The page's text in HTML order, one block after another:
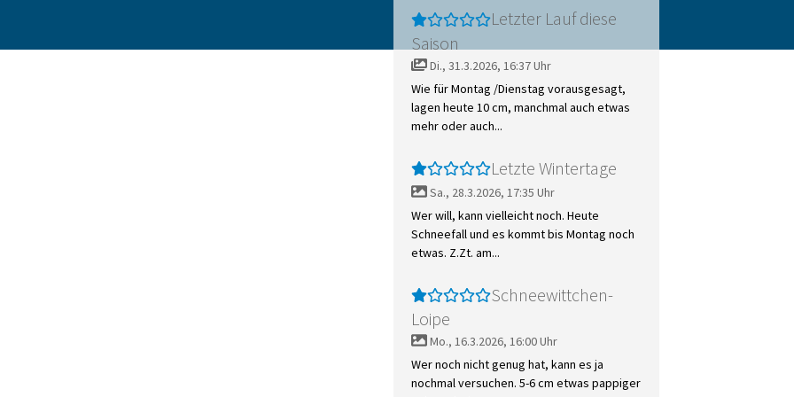
Letzter Lauf diese
Saison
Di., 31.3.2026, 16:37 Uhr
Wie für Montag /Dienstag vorausgesagt,
lagen heute 10 cm, manchmal auch etwas
mehr oder auch...
Letzte Wintertage
Sa., 28.3.2026, 17:35 Uhr
Wer will, kann vielleicht noch. Heute
Schneefall und es kommt bis Montag noch
etwas. Z.Zt. am...
Schneewittchen-
Loipe
Mo., 16.3.2026, 16:00 Uhr
Wer noch nicht genug hat, kann es ja
nochmal versuchen. 5-6 cm etwas pappiger